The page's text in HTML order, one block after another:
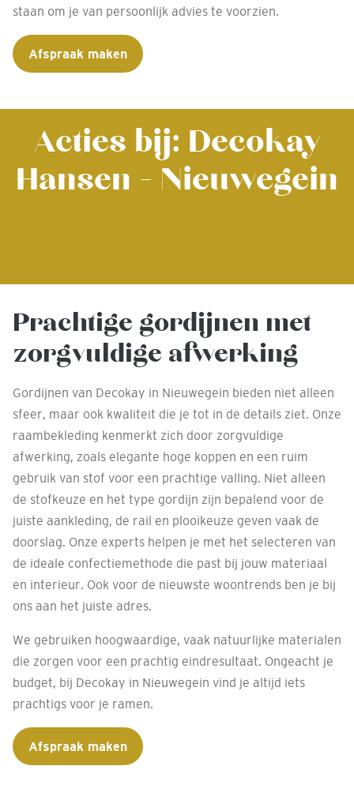
staan om je van persoonlijk advies te voorzien.
Afspraak maken
Acties bij: Decokay
Hansen - Nieuwegein
Prachtige gordijnen met
zorgvuldige afwerking
Gordijnen van Decokay in Nieuwegein bieden niet alleen
sfeer, maar ook kwaliteit die je tot in de details ziet. Onze
raambekleding kenmerkt zich door zorgvuldige
afwerking, zoals elegante hoge koppen en een ruim
gebruik van stof voor een prachtige valling. Niet alleen
de stofkeuze en het type gordijn zijn bepalend voor de
juiste aankleding, de rail en plooikeuze geven vaak de
doorslag. Onze experts helpen je met het selecteren van
de ideale confectiemethode die past bij jouw materiaal
en interieur. Ook voor de nieuwste woontrends ben je bij
ons aan het juiste adres.
We gebruiken hoogwaardige, vaak natuurlijke materialen
die zorgen voor een prachtig eindresultaat. Ongeacht je
budget, bij Decokay in Nieuwegein vind je altijd iets
prachtigs voor je ramen.
Afspraak maken